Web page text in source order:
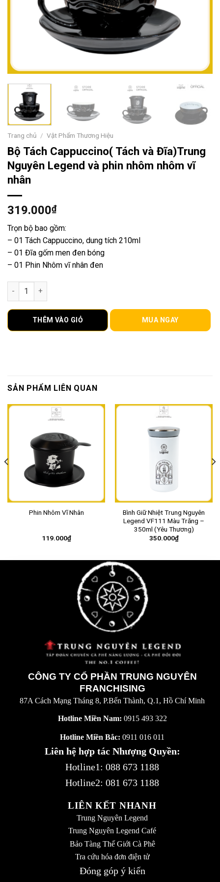
Trang chủ / Vật Phẩm Thương Hiệu
Bộ Tách Cappuccino( Tách và Đĩa)Trung
Nguyên Legend và phin nhôm nhôm vĩ
nhân
319.000₫
Trọn bộ bao gồm:
– 01 Tách Cappuccino, dung tích 210ml
– 01 Đĩa gốm men đen bóng
– 01 Phin Nhôm vĩ nhân đen
Bộ Tách Cappuccino( Tách và Đĩa)Trung Nguyên Legend và
THÊM VÀO GIỎ MUA NGAY
SẢN PHẨM LIÊN QUAN
Phin Nhôm Vĩ Nhân
119.000₫
Bình Giữ Nhiệt Trung Nguyên
Legend VF111 Màu Trắng –
350ml (Yêu Thương)
350.000₫
CÔNG TY CỔ PHẦN TRUNG NGUYÊN
FRANCHISING
87A Cách Mạng Tháng 8, P.Bến Thành, Q.1, Hồ Chí Minh
Hotline Miền Nam: 0915 493 322
Hotline Miền Bắc: 0911 016 011
Liên hệ hợp tác Nhượng Quyền:
Hotline1: 088 673 1188
Hotline2: 081 673 1188
LIÊN KẾT NHANH
Trung Nguyên Legend
Trung Nguyên Legend Café
Bảo Tàng Thế Giới Cà Phê
Tra cứu hóa đơn điện tử
Đóng góp ý kiến